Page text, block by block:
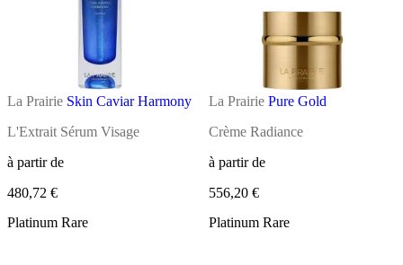
La Prairie Skin Caviar Harmony
L'Extrait Sérum Visage
à partir de
480,72 €
La Prairie Pure Gold
Crème Radiance
à partir de
556,20 €
Platinum Rare
Platinum Rare